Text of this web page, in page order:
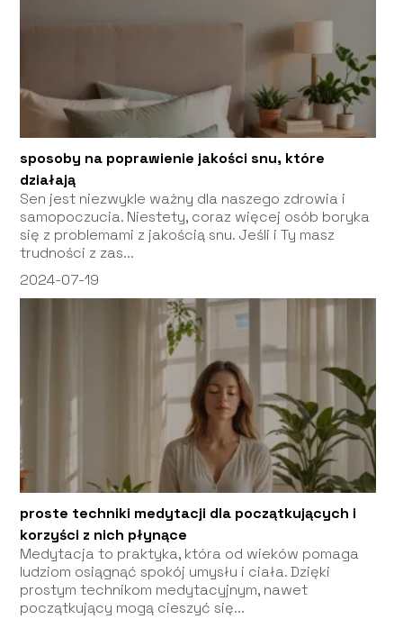
sposoby na poprawienie jakości snu, które
działają
Sen jest niezwykle ważny dla naszego zdrowia i
samopoczucia. Niestety, coraz więcej osób boryka
się z problemami z jakością snu. Jeśli i Ty masz
trudności z zas...
2024-07-19
proste techniki medytacji dla początkujących i
korzyści z nich płynące
Medytacja to praktyka, która od wieków pomaga
ludziom osiągnąć spokój umysłu i ciała. Dzięki
prostym technikom medytacyjnym, nawet
początkujący mogą cieszyć się...